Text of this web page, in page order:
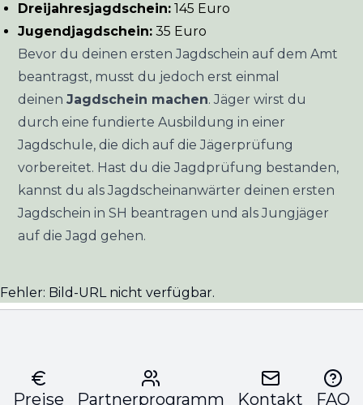
Dreijahresjagdschein: 145 Euro
Jugendjagdschein: 35 Euro
Bevor du deinen ersten Jagdschein auf dem Amt
beantragst, musst du jedoch erst einmal
deinen Jagdschein machen. Jäger wirst du
durch eine fundierte Ausbildung in einer
Jagdschule, die dich auf die Jägerprüfung
vorbereitet. Hast du die Jagdprüfung bestanden,
kannst du als Jagdscheinanwärter deinen ersten
Jagdschein in SH beantragen und als Jungjäger
auf die Jagd gehen.
Fehler: Bild-URL nicht verfügbar.
Preise Partnerprogramm Kontakt FAQ